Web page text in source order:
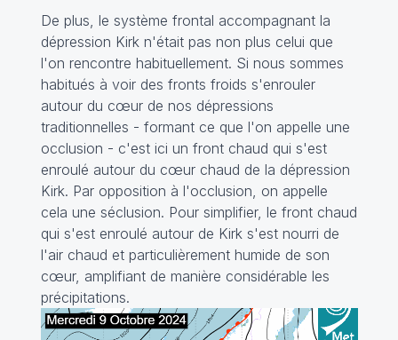
De plus, le système frontal accompagnant la
dépression Kirk n'était pas non plus celui que
l'on rencontre habituellement. Si nous sommes
habitués à voir des fronts froids s'enrouler
autour du cœur de nos dépressions
traditionnelles - formant ce que l'on appelle une
occlusion - c'est ici un front chaud qui s'est
enroulé autour du cœur chaud de la dépression
Kirk. Par opposition à l'occlusion, on appelle
cela une séclusion. Pour simplifier, le front chaud
qui s'est enroulé autour de Kirk s'est nourri de
l'air chaud et particulièrement humide de son
cœur, amplifiant de manière considérable les
précipitations.